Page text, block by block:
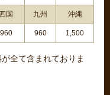
四国 九州 沖縄
960 960 1,500
全て含まれておりま